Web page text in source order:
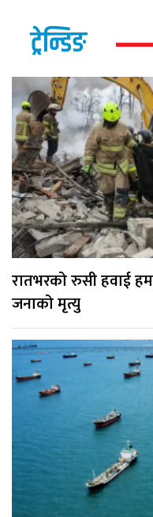
ट्रेन्डिङ
रातभरको रुसी हवाई
जनाको मृत्यु